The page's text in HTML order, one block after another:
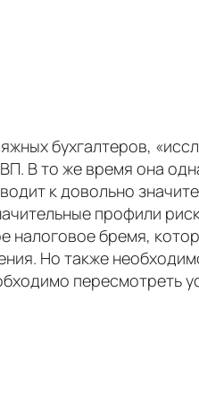
бухгалтеров,
В то же время она
к довольно
профили
налоговое бремя,
Но также
пересмотреть